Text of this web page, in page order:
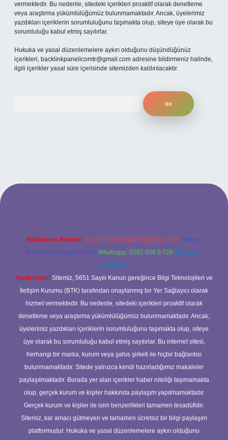
vermektedir. Bu nedenle, sitedeki içerikleri proaktif olarak denetleme
veya araştırma yükümlülüğümüz bulunmamaktadır. Ancak, üyelerimiz
yazdıkları içeriklerin sorumluluğunu taşımakta olup, siteye üye olarak bu
sorumluluğu kabul etmiş sayılırlar.
Hukuka ve yasal düzenlemelere aykırı olduğunu düşündüğünüz
içerikleri, backlinkpanelicomtr@gmail.com adresine bildirmeniz halinde,
ilgili içerikler yasal süre içerisinde sitemizden kaldırılacaktır.
giriş
Reklam ve İletişim: E-mail: backlinkpaneli@gmail.com Teams:
forumhizmeti@gmail.com Whatsapp: 0262 606 0 726 Telegram:
@karabul
Yasal Uyarı: Sitemiz, 5651 Sayılı Kanun gereğince Bilgi Teknolojileri ve
İletişim Kurumu (BTK) tarafından onaylanmış bir Yer Sağlayıcı olarak
hizmet vermektedir. Bu nedenle, sitedeki içerikleri proaktif olarak
denetleme veya araştırma yükümlülüğümüz bulunmamaktadır. Ancak,
üyelerimiz yazdıkları içeriklerin sorumluluğunu taşımakta olup, siteye
üye olarak bu sorumluluğu kabul etmiş sayılırlar. Bu internet sitesi,
herhangi bir marka, kurum veya şahıs şirketi ile hiçbir bağlantısı
bulunmamaktadır. Sitede yalnızca kendi hazırladığımız makaleler
paylaşılmaktadır. Burada yer alan içerikler haber niteliği taşımamakta
olup, gerçek kurum ve kişiler hakkında paylaşım yapılmamaktadır.
Gerçek kurum ve kişiler ile isim benzerlikleri tamamen tesadüfidir.
Sitemiz, kar amacı gütmeyen ve tamamen ücretsiz bir bilgi paylaşım
platformudur. Hukuka ve yasal düzenlemelere aykırı olduğunu